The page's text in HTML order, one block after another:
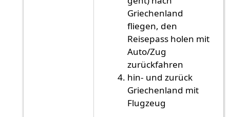
Griechenland
fliegen, den
Reisepass holen mit
Auto/Zug
zurückfahren
hin- und zurück
Griechenland mit
Flugzeug